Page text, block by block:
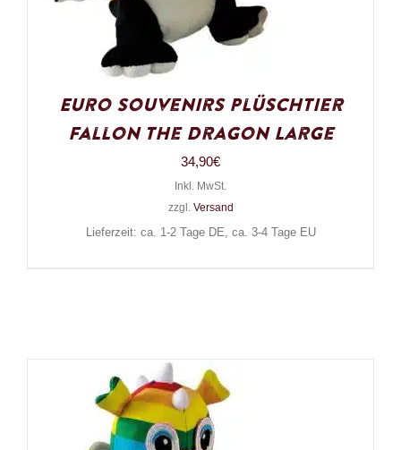
Euro Souvenirs Plüschtier
Fallon the Dragon Large
34,90€
Inkl. MwSt.
zzgl. Versand
Lieferzeit: ca. 1-2 Tage DE, ca. 3-4 Tage EU